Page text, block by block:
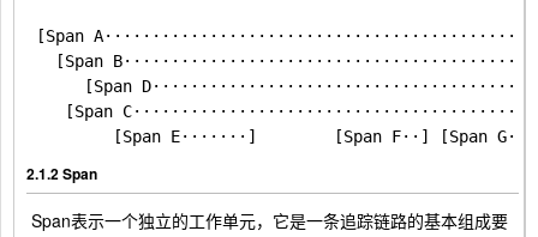
[Span
[Span
[Span
    [Span C········································]
2.1.2 Span
​ Span表示一个独立的工作单元，它是一条追踪链路的基本组成要